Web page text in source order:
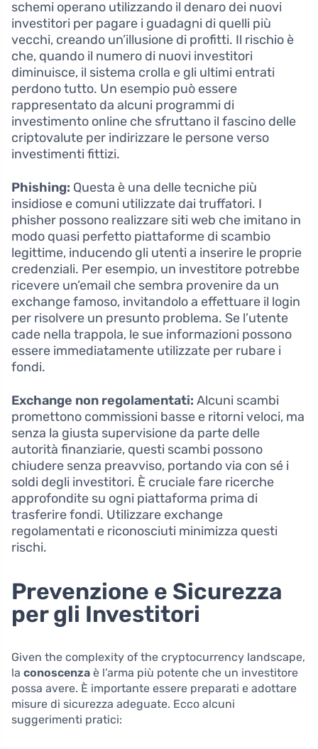
schemi operano utilizzando il denaro dei nuovi
investitori per pagare i guadagni di quelli più
vecchi, creando un’illusione di profitti. Il rischio è
che, quando il numero di nuovi investitori
diminuisce, il sistema crolla e gli ultimi entrati
perdono tutto. Un esempio può essere
rappresentato da alcuni programmi di
investimento online che sfruttano il fascino delle
criptovalute per indirizzare le persone verso
investimenti fittizi.
Phishing: Questa è una delle tecniche più
insidiose e comuni utilizzate dai truffatori. I
phisher possono realizzare siti web che imitano in
modo quasi perfetto piattaforme di scambio
legittime, inducendo gli utenti a inserire le proprie
credenziali. Per esempio, un investitore potrebbe
ricevere un’email che sembra provenire da un
exchange famoso, invitandolo a effettuare il login
per risolvere un presunto problema. Se l’utente
cade nella trappola, le sue informazioni possono
essere immediatamente utilizzate per rubare i
fondi.
Exchange non regolamentati: Alcuni scambi
promettono commissioni basse e ritorni veloci, ma
senza la giusta supervisione da parte delle
autorità finanziarie, questi scambi possono
chiudere senza preavviso, portando via con sé i
soldi degli investitori. È cruciale fare ricerche
approfondite su ogni piattaforma prima di
trasferire fondi. Utilizzare exchange
regolamentati e riconosciuti minimizza questi
rischi.
Prevenzione e Sicurezza
per gli Investitori
Given the complexity of the cryptocurrency landscape,
la conoscenza è l’arma più potente che un investitore
possa avere. È importante essere preparati e adottare
misure di sicurezza adeguate. Ecco alcuni
suggerimenti pratici: